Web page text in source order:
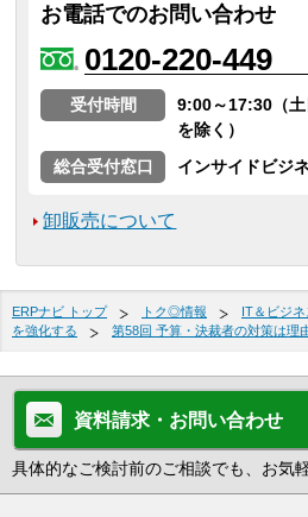
お電話でのお問い合わせ
0120-220-449
受付時間
9:00～17:30（土
を除く）
総合受付窓口
インサイドビジ
卸販売について
ERPナビ トップ トク◎情報 IT＆ビジ
を強化する
第58回 予算・決裁者の対策は理
資料請求・お問い合わせ
具体的なご検討前のご相談でも、お気